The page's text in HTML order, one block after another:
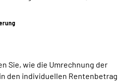
Sie, wie die Umrechnung der
den individuellen Rentenbetrag